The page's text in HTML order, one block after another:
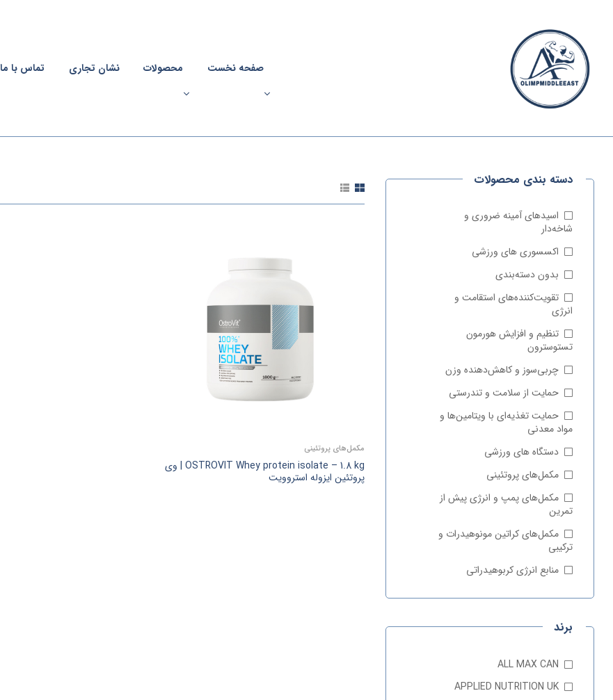
الیمپ
مکمل‌های
وارداتی
صفحه نخست محصولات نشان تجاری تماس با ما
مکمل‌های پروتئینی
OSTROVIT Whey protein isolate – 1.8 kg | وی
پروتئین ایزوله استروویت
دسته بندی محصولات
اسیدهای آمینه ضروری و
شاخه‌دار
اکسسوری‌ های ورزشی
بدون دسته‌بندی
تقویت‌کننده‌های استقامت و
انرژی
تنظیم و افزایش هورمون
تستوسترون
چربی‌سوز و کاهش‌دهنده وزن
حمایت از سلامت و تندرستی
حمایت تغذیه‌ای با ویتامین‌ها و
مواد معدنی
دستگاه های ورزشی
مکمل‌های پروتئینی
مکمل‌های پمپ و انرژی پیش‌ از
تمرین
مکمل‌های کراتین مونوهیدرات و
ترکیبی
منابع انرژی کربوهیدراتی
برند
ALL MAX CAN
APPLIED NUTRITION UK